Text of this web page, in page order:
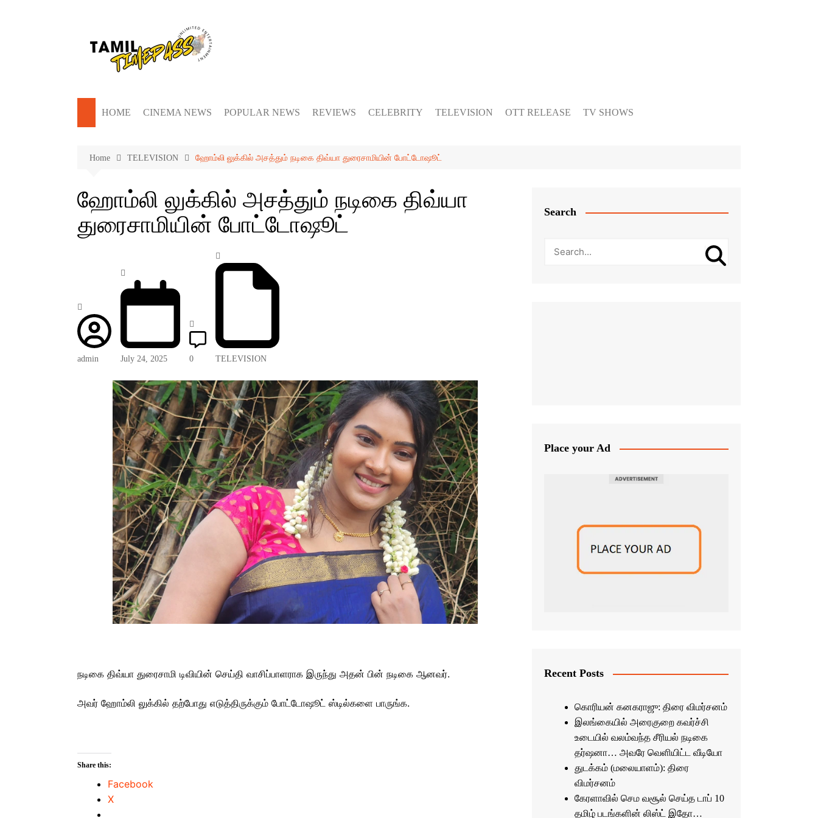
HOME CINEMA NEWS POPULAR NEWS REVIEWS CELEBRITY TELEVISION OTT RELEASE TV SHOWS
Home TELEVISION ஹோம்லி லுக்கில் அசத்தும் நடிகை திவ்யா துரைசாமியின் போட்டோஷூட்
ஹோம்லி லுக்கில் அசத்தும் நடிகை திவ்யா
துரைசாமியின் போட்டோஷூட்
admin July 24, 2025 0 TELEVISION
நடிகை திவ்யா துரைசாமி டிவியின் செய்தி வாசிப்பாளராக இருந்து அதன் பின் நடிகை ஆனவர்.
அவர் ஹோம்லி லுக்கில் தற்போது எடுத்திருக்கும் போட்டோஷூட் ஸ்டில்களை பாருங்க.
Share this:
Facebook
X
Search
Place your Ad
Recent Posts
கொரியன் கனகராஜு: திரை விமர்சனம்
இலங்கையில் அரைகுறை கவர்ச்சி
உடையில் வலம்வந்த சீரியல் நடிகை
தர்ஷனா… அவரே வெளியிட்ட வீடியோ
துடக்கம் (மலையாளம்): திரை
விமர்சனம்
கேரளாவில் செம வசூல் செய்த டாப் 10
தமிழ் படங்களின் லிஸ்ட் இதோ…